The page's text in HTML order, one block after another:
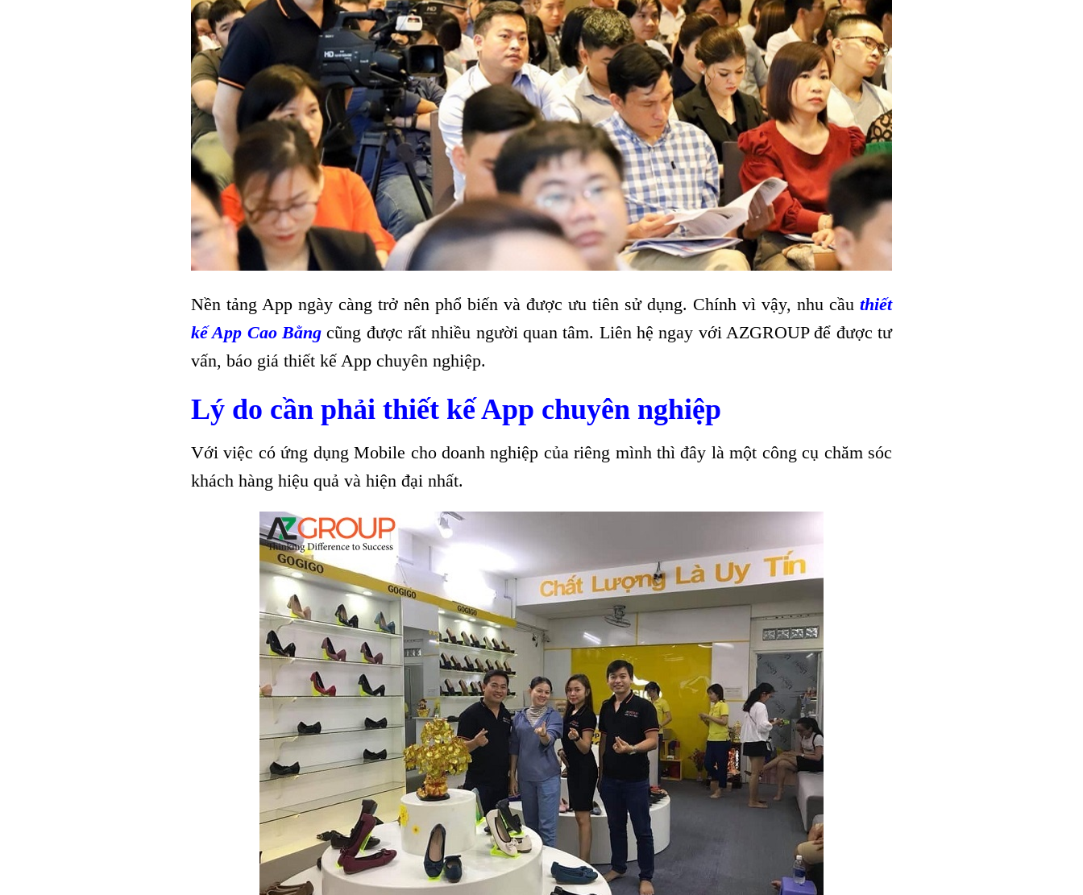
Nền tảng App ngày càng trở nên phổ biến và được ưu tiên sử dụng. Chính vì vậy, nhu cầu thiết
kế App Cao Bằng cũng được rất nhiều người quan tâm. Liên hệ ngay với AZGROUP để được tư
vấn, báo giá thiết kế App chuyên nghiệp.
Lý do cần phải thiết kế App chuyên nghiệp
Với việc có ứng dụng Mobile cho doanh nghiệp của riêng mình thì đây là một công cụ chăm sóc
khách hàng hiệu quả và hiện đại nhất.